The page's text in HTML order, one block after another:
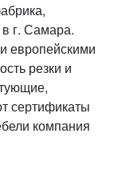
г. Самара.
европейскими
резки и
сертификаты
компания